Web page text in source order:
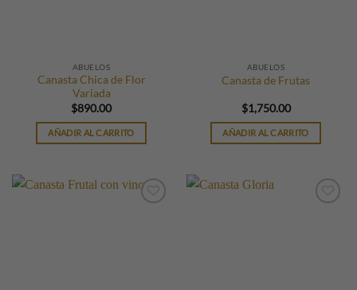
página
de
producto
ABUELOS
Canasta Chica de Flor
Variada
$890.00
AÑADIR AL CARRITO
ABUELOS
Canasta de Frutas
$1,750.00
AÑADIR AL CARRITO